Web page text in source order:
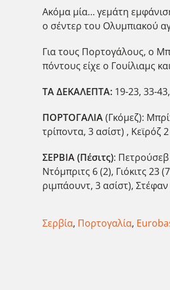
Ακόμα μία… γεμάτη
ο σέντερ του Ολυμπιακού
Για τους Πορτογάλους, ο
πόντους είχε ο Γουίλιαμς
ΤΑ ΔΕΚΑΛΕΠΤΑ: 19-23, 33-
ΠΟΡΤΟΓΑΛΙΑ(Γκόμεζ):
τρίποντα, 3 ασίστ) , Κεϊρόζ
ΣΕΡΒΙΑ (Πέσιτς): Πετρούσεβ
Ντόμπριτς 6 (2), Γιόκιτς 23
ριμπάουντ, 3 ασίστ),
Σερβία, Πορτογαλία,